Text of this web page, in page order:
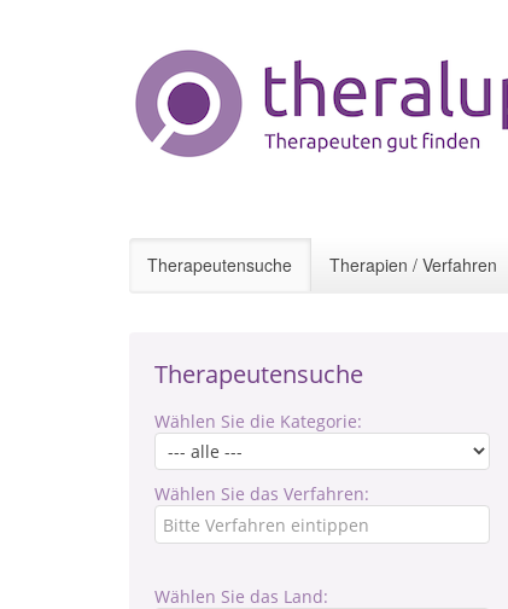
Therapeutensuche Therapien / Verfahren
Therapeutensuche
Wählen Sie die Kategorie:
Wählen Sie das Verfahren:
Wählen Sie das Land: